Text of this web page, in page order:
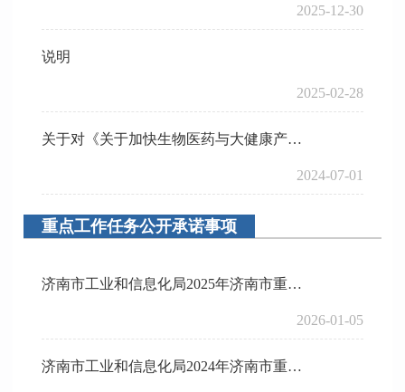
2025-12-30
说明
2025-02-28
关于对《关于加快生物医药与大健康产业高质量发展的若干政策措施》的政策评价
2024-07-01
重点工作任务公开承诺事项
济南市工业和信息化局2025年济南市重点工作任务公开承诺事项完成情况
2026-01-05
济南市工业和信息化局2024年济南市重点工作任务公开承诺事项完成情况